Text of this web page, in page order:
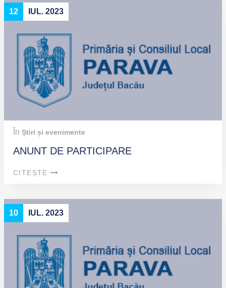
12 IUL. 2023
În Știri și evenimente
ANUNT DE PARTICIPARE
CITEȘTE
10 IUL. 2023